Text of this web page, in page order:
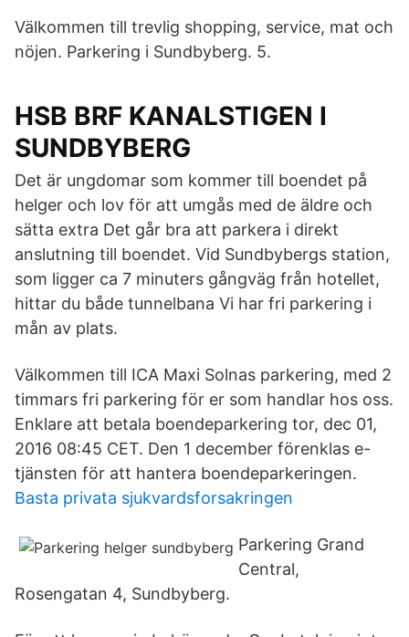
Välkommen till trevlig shopping, service, mat och
nöjen. Parkering i Sundbyberg. 5.
HSB BRF KANALSTIGEN I
SUNDBYBERG
Det är ungdomar som kommer till boendet på
helger och lov för att umgås med de äldre och
sätta extra Det går bra att parkera i direkt
anslutning till boendet. Vid Sundbybergs station,
som ligger ca 7 minuters gångväg från hotellet,
hittar du både tunnelbana Vi har fri parkering i
mån av plats.
Välkommen till ICA Maxi Solnas parkering, med 2
timmars fri parkering för er som handlar hos oss.
Enklare att betala boendeparkering tor, dec 01,
2016 08:45 CET. Den 1 december förenklas e-
tjänsten för att hantera boendeparkeringen.
Basta privata sjukvardsforsakringen
Parkering Grand
Central,
Rosengatan 4, Sundbyberg.